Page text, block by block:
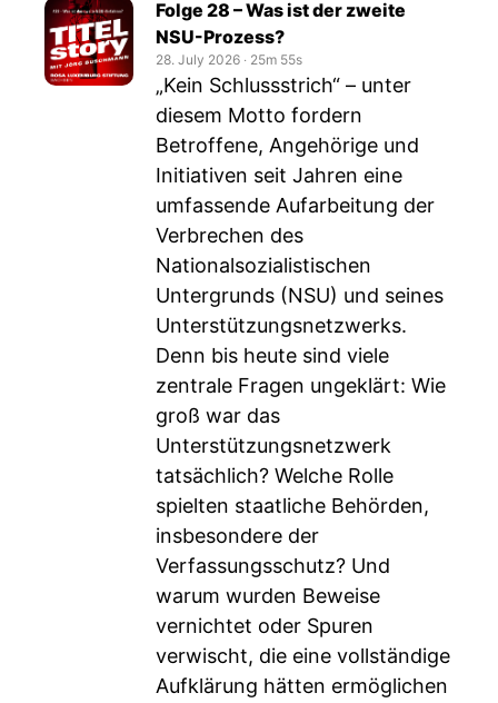
Folge 28 – Was ist der zweite
NSU-Prozess?
28. July 2026 ‧ 25m 55s
„Kein Schlussstrich“ – unter
diesem Motto fordern
Betroffene, Angehörige und
Initiativen seit Jahren eine
umfassende Aufarbeitung der
Verbrechen des
Nationalsozialistischen
Untergrunds (NSU) und seines
Unterstützungsnetzwerks.
Denn bis heute sind viele
zentrale Fragen ungeklärt: Wie
groß war das
Unterstützungsnetzwerk
tatsächlich? Welche Rolle
spielten staatliche Behörden,
insbesondere der
Verfassungsschutz? Und
warum wurden Beweise
vernichtet oder Spuren
verwischt, die eine vollständige
Aufklärung hätten ermöglichen